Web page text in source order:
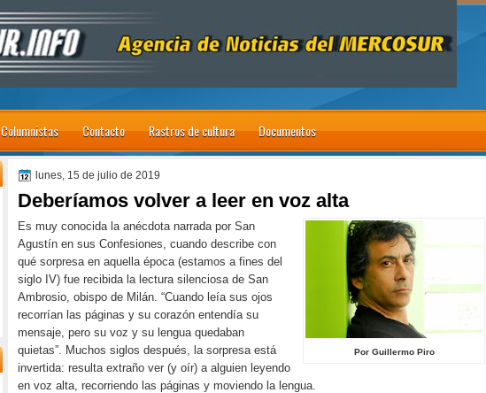
Columnistas Contacto Rastros de cultura Documentos
lunes, 15 de julio de 2019
Deberíamos volver a leer en voz alta
Por Guillermo Piro
Es muy conocida la anécdota narrada por San
Agustín en sus Confesiones, cuando describe con
qué sorpresa en aquella época (estamos a fines del
siglo IV) fue recibida la lectura silenciosa de San
Ambrosio, obispo de Milán. “Cuando leía sus ojos
recorrían las páginas y su corazón entendía su
mensaje, pero su voz y su lengua quedaban
quietas”. Muchos siglos después, la sorpresa está
invertida: resulta extraño ver (y oír) a alguien leyendo
en voz alta, recorriendo las páginas y moviendo la lengua.